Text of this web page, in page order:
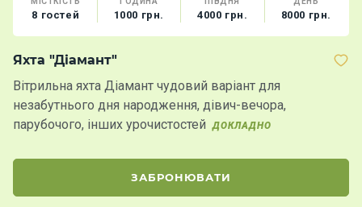
8 гостей 1000 грн. 4000 грн. 8000 грн.
Яхта "Діамант"
Вітрильна яхта Діамант чудовий варіант для
незабутнього дня народження, дівич-вечора,
парубочого, інших урочистостей
ДОКЛАДНО
ЗАБРОНЮВАТИ